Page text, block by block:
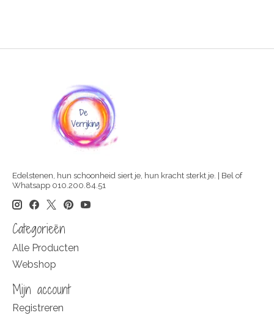
Edelstenen, hun schoonheid siert je, hun kracht sterkt je. | Bel of
Whatsapp 010.200.84.51
Categorieën
Alle Producten
Webshop
Mijn account
Registreren